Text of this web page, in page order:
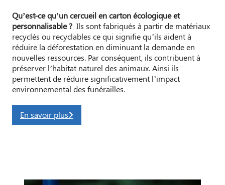
Qu’est-ce qu’un cercueil en carton écologique et
personnalisable ? Ils sont fabriqués à partir de matériaux
recyclés ou recyclables ce qui signifie qu’ils aident à
réduire la déforestation en diminuant la demande en
nouvelles ressources. Par conséquent, ils contribuent à
préserver l’habitat naturel des animaux. Ainsi ils
permettent de réduire significativement l’impact
environnemental des funérailles.
En savoir plus